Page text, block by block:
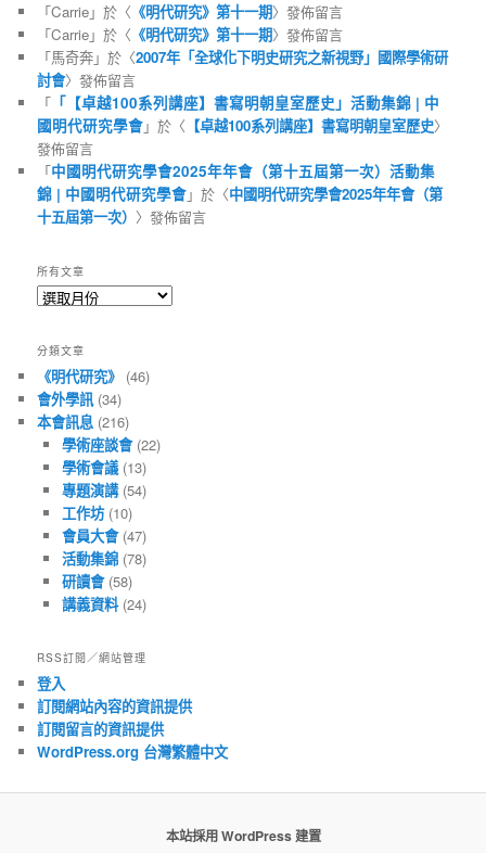
「Carrie」於〈 《明代研究》第十一期〉發佈留言
「Carrie」於〈 《明代研究》第十一期〉發佈留言
「馬奇奔」於〈2007年「全球化下明史研究之新視野」國際學術研
討會〉發佈留言
「 「【卓越100系列講座】書寫明朝皇室歷史」活動集錦 | 中
國明代研究學會」於〈 【卓越100系列講座】書寫明朝皇室歷史〉
發佈留言
「中國明代研究學會2025年年會（第十五屆第一次）活動集
錦 | 中國明代研究學會」於〈中國明代研究學會2025年年會（第
十五屆第一次） 〉發佈留言
所有文章
所
章
分類文章
《明代研究》 (46)
會外學訊(34)
本會訊息 (216)
學術座談會(22)
學術會議(13)
專題演講(54)
工作坊(10)
會員大會(47)
活動集錦(78)
研讀會(58)
講義資料(24)
RSS訂閱／網站管理
登入
訂閱網站內容的資訊提供
訂閱留言的資訊提供
WordPress.org 台灣繁體中文
本站採用 WordPress 建置